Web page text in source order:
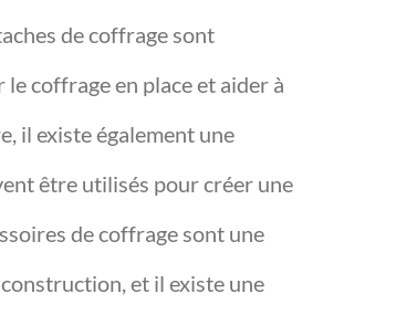
de coffrage sont
coffrage en place et aider à
il existe également une
être utilisés pour créer une
de coffrage sont une
et il existe une